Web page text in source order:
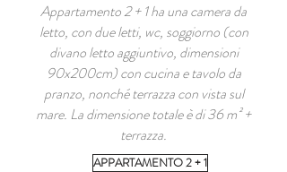
Appartamento 2 + 1 ha una camera da
letto, con due letti, wc, soggiorno (con
divano letto aggiuntivo, dimensioni
90x200cm) con cucina e tavolo da
pranzo, nonché terrazza con vista sul
mare. La dimensione totale è di 36 m² +
terrazza.
APPARTAMENTO 2 + 1